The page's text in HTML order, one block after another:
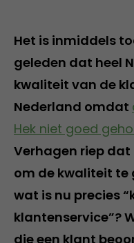
Het is inmiddels
geleden dat heel
kwaliteit van de
Nederland omdat
Hek niet goed
Verhagen riep
om de kwaliteit te
wat is nu precies
klantenservice”?
die een klant